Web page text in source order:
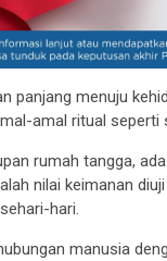
panjang menuju
amal ritual seperti
rumah tangga,
nilai keimanan
hari.
manusia